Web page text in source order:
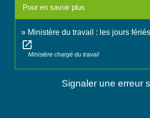
Pour en savoir plus
Ministère du travail : les jours
open_in_new
Ministère chargé du travail
Signaler une erreur